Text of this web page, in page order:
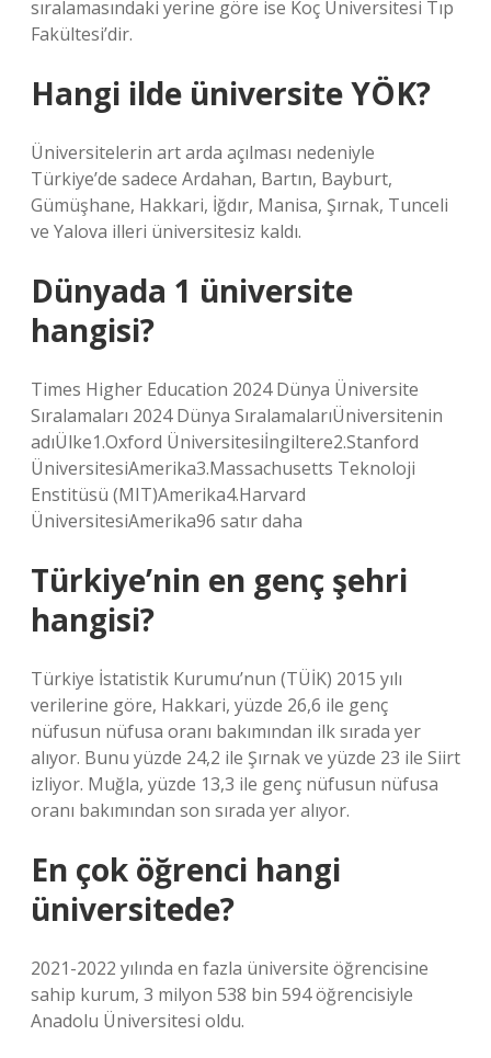
sıralamasındaki yerine göre ise Koç Üniversitesi Tıp
Fakültesi’dir.
Hangi ilde üniversite YÖK?
Üniversitelerin art arda açılması nedeniyle
Türkiye’de sadece Ardahan, Bartın, Bayburt,
Gümüşhane, Hakkari, İğdır, Manisa, Şırnak, Tunceli
ve Yalova illeri üniversitesiz kaldı.
Dünyada 1 üniversite
hangisi?
Times Higher Education 2024 Dünya Üniversite
Sıralamaları 2024 Dünya SıralamalarıÜniversitenin
adıÜlke1.Oxford Üniversitesiİngiltere2.Stanford
ÜniversitesiAmerika3.Massachusetts Teknoloji
Enstitüsü (MIT)Amerika4.Harvard
ÜniversitesiAmerika96 satır daha
Türkiye’nin en genç şehri
hangisi?
Türkiye İstatistik Kurumu’nun (TÜİK) 2015 yılı
verilerine göre, Hakkari, yüzde 26,6 ile genç
nüfusun nüfusa oranı bakımından ilk sırada yer
alıyor. Bunu yüzde 24,2 ile Şırnak ve yüzde 23 ile Siirt
izliyor. Muğla, yüzde 13,3 ile genç nüfusun nüfusa
oranı bakımından son sırada yer alıyor.
En çok öğrenci hangi
üniversitede?
2021-2022 yılında en fazla üniversite öğrencisine
sahip kurum, 3 milyon 538 bin 594 öğrencisiyle
Anadolu Üniversitesi oldu.